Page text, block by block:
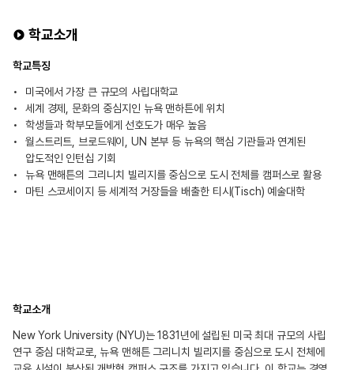
학교소개
학교특징
미국에서 가장 큰 규모의 사립대학교
세계 경제, 문화의 중심지인 뉴욕 맨하튼에 위치
학생들과 학부모들에게 선호도가 매우 높음
월스트리트, 브로드웨이, UN 본부 등 뉴욕의 핵심 기관들과 연계된
압도적인 인턴십 기회
뉴욕 맨해튼의 그리니치 빌리지를 중심으로 도시 전체를 캠퍼스로 활용
마틴 스코세이지 등 세계적 거장들을 배출한 티시(Tisch) 예술대학
학교소개
New York University (NYU)는 1831년에 설립된 미국 최대 규모의 사립
연구 중심 대학교로, 뉴욕 맨해튼 그리니치 빌리지를 중심으로 도시 전체에